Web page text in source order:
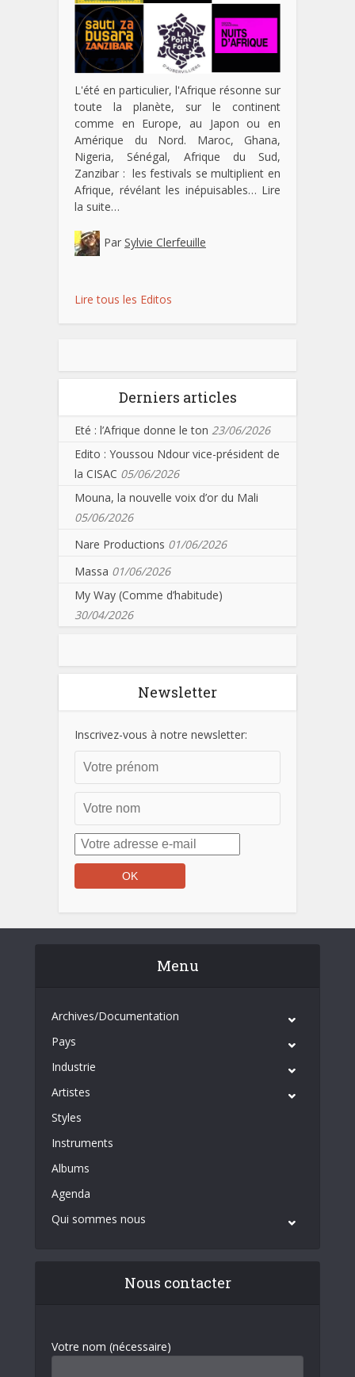
L'été en particulier, l'Afrique résonne sur
toute la planète, sur le continent
comme en Europe, au Japon ou en
Amérique du Nord. Maroc, Ghana,
Nigeria, Sénégal, Afrique du Sud,
Zanzibar : les festivals se multiplient en
Afrique, révélant les inépuisables… Lire
la suite…
Par Sylvie Clerfeuille
Lire tous les Editos
Derniers articles
Eté : l’Afrique donne le ton 23/06/2026
Edito : Youssou Ndour vice-président de
la CISAC 05/06/2026
Mouna, la nouvelle voix d’or du Mali
05/06/2026
Nare Productions 01/06/2026
Massa 01/06/2026
My Way (Comme d’habitude)
30/04/2026
Newsletter
Inscrivez-vous à notre newsletter:
Menu
Archives/Documentation
Pays
Industrie
Artistes
Styles
Instruments
Albums
Agenda
Qui sommes nous
Nous contacter
Votre nom (nécessaire)